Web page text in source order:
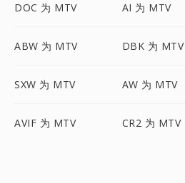
DOC 为 MTV AI 为 MTV
ABW 为 MTV DBK 为 MTV
SXW 为 MTV AW 为 MTV
AVIF 为 MTV CR2 为 MTV